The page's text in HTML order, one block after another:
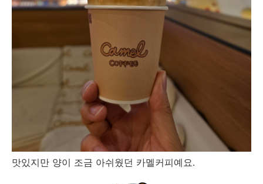
맛있지만 양이 조금 아쉬웠던 카멜커피예요.